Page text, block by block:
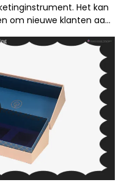
Het kan
om nieuwe klanten aan